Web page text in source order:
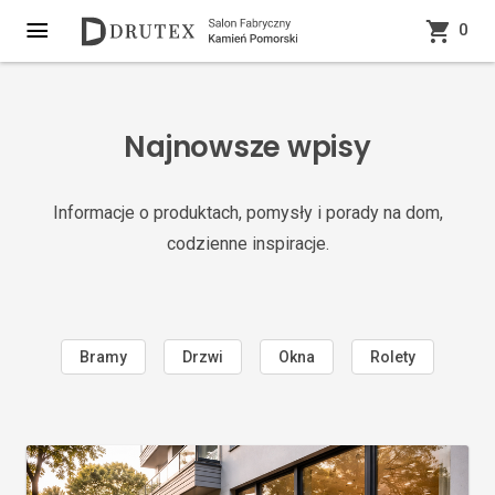
0
Najnowsze wpisy
Informacje o produktach, pomysły i porady na dom,
codzienne inspiracje.
Bramy Drzwi Okna Rolety